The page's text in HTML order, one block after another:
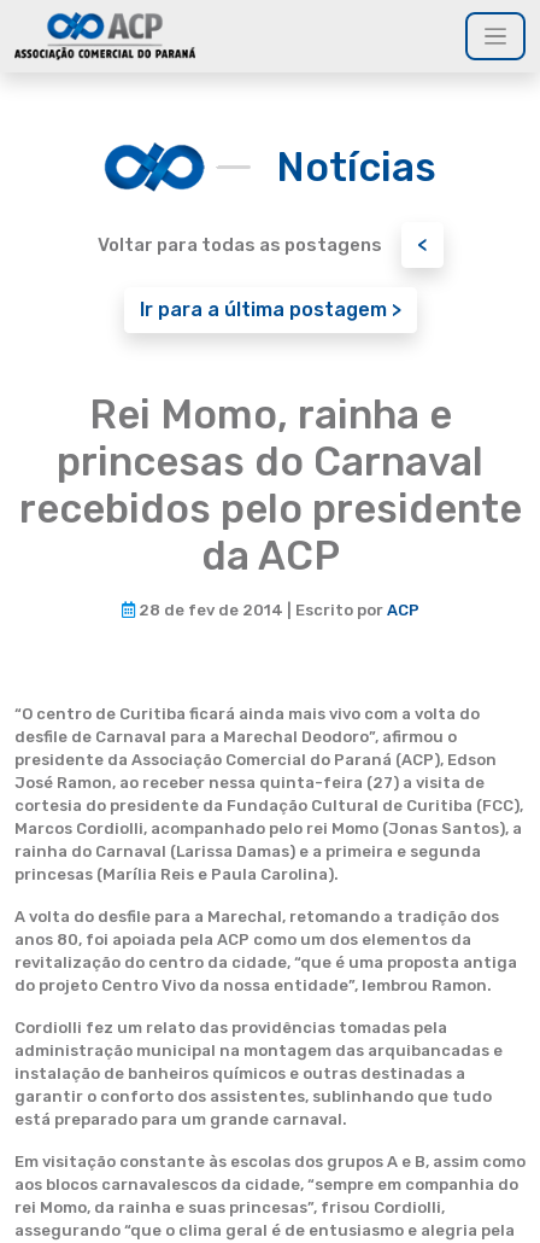
Notícias
Voltar para todas as postagens <
Ir para a última postagem >
Rei Momo, rainha e
princesas do Carnaval
recebidos pelo presidente
da ACP
28 de fev de 2014 | Escrito por ACP
“O centro de Curitiba ficará ainda mais vivo com a volta do
desfile de Carnaval para a Marechal Deodoro”, afirmou o
presidente da Associação Comercial do Paraná (ACP), Edson
José Ramon, ao receber nessa quinta-feira (27) a visita de
cortesia do presidente da Fundação Cultural de Curitiba (FCC),
Marcos Cordiolli, acompanhado pelo rei Momo (Jonas Santos), a
rainha do Carnaval (Larissa Damas) e a primeira e segunda
princesas (Marília Reis e Paula Carolina).
A volta do desfile para a Marechal, retomando a tradição dos
anos 80, foi apoiada pela ACP como um dos elementos da
revitalização do centro da cidade, “que é uma proposta antiga
do projeto Centro Vivo da nossa entidade”, lembrou Ramon.
Cordiolli fez um relato das providências tomadas pela
administração municipal na montagem das arquibancadas e
instalação de banheiros químicos e outras destinadas a
garantir o conforto dos assistentes, sublinhando que tudo
está preparado para um grande carnaval.
Em visitação constante às escolas dos grupos A e B, assim como
aos blocos carnavalescos da cidade, “sempre em companhia do
rei Momo, da rainha e suas princesas”, frisou Cordiolli,
assegurando “que o clima geral é de entusiasmo e alegria pela